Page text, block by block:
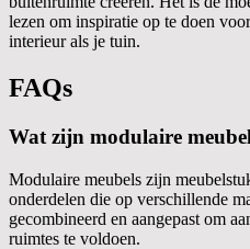
lezen om inspiratie op te doen
interieur als je tuin.
FAQs
Wat zijn modulaire
Modulaire meubels zijn
onderdelen die op verschillende
gecombineerd en aangepast om
ruimtes te voldoen.